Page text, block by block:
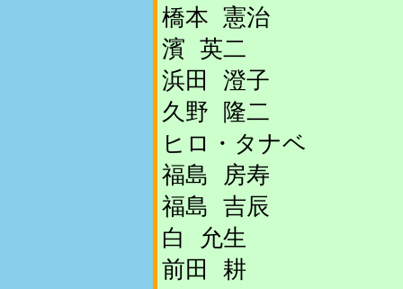
橋本 憲治
濱 英二
浜田 澄子
久野 隆二
ヒロ・タナベ
福島 房寿
福島 吉辰
白 允生
前田 耕